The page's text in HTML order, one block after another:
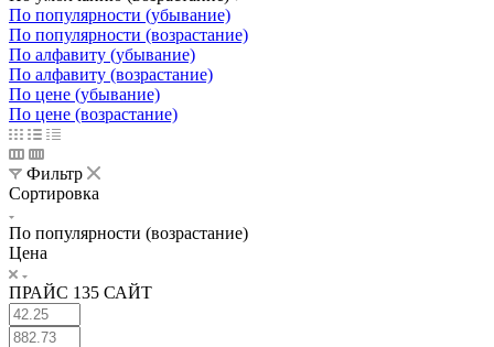
По популярности (убывание)
По популярности (возрастание)
По алфавиту (убывание)
По алфавиту (возрастание)
По цене (убывание)
По цене (возрастание)
Фильтр
Сортировка
По популярности (возрастание)
Цена
ПРАЙС 135 САЙТ